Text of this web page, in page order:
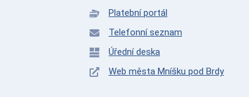
Platební portál
Telefonní seznam
Úřední deska
Web města Mníšku pod Brdy